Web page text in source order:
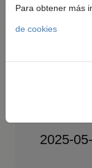
2025-
Para obtener más
de cookies